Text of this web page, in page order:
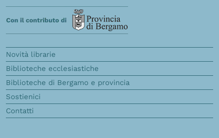
Novità librarie
Biblioteche ecclesiastiche
Biblioteche di Bergamo e provincia
Sostienici
Contatti